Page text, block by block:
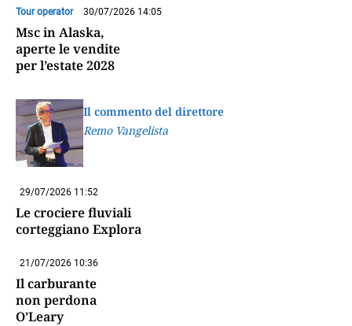
Tour operator 30/07/2026 14:05
Msc in Alaska,
aperte le vendite
per l’estate 2028
Il commento del direttore
Remo Vangelista
29/07/2026 11:52
Le crociere fluviali
corteggiano Explora
21/07/2026 10:36
Il carburante
non perdona
O’Leary